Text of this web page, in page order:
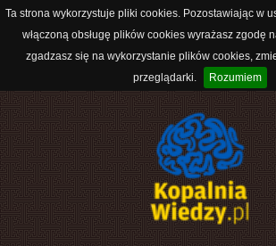
Ta strona wykorzystuje pliki cookies. Pozostawiając w
włączoną obsługę plików cookies wyrażasz zgodę
zgadzasz się na wykorzystanie plików cookies,
przeglądarki.
Rozumiem